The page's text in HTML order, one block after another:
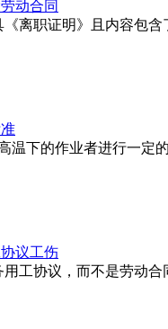
动合同
离职证明》且内容包含
下的作业者进行一定
议工伤
工协议，而不是劳动合